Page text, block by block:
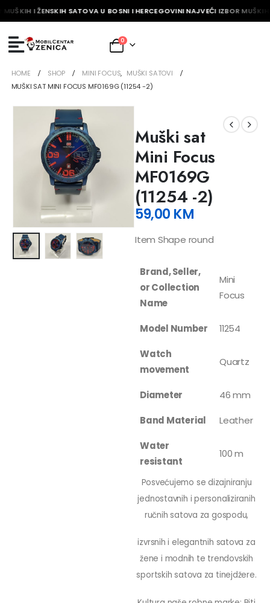
I ŽENSKIH SATOVA U BOSNI I HERCEGOVINI NAJVEĆI IZBOR
0
HOME SHOP MINI FOCUS, MUŠKI SATOVI
MUŠKI SAT MINI FOCUS MF0169G (11254 -2)
Muški sat
Mini Focus
MF0169G
(11254 -2)
59,00 KM
Item Shape round
Brand, Seller,
or Collection
Name
Mini
Focus
Model Number
11254
Watch
movement
Quartz
Diameter
46 mm
Band Material
Leather
Water
resistant
100 m
Posvećujemo se dizajniranju
jednostavnih i personaliziranih
ručnih satova za gospodu,
izvrsnih i elegantnih satova za
žene i modnih te trendovskih
sportskih satova za tinejdžere.